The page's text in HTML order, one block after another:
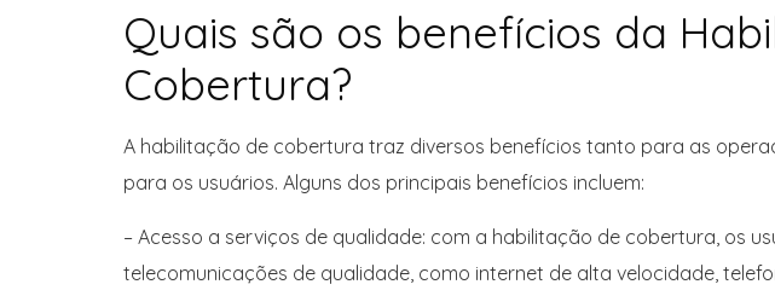
Quais são os benefícios da
Cobertura?
A habilitação de cobertura traz diversos benefícios tanto para as
para os usuários. Alguns dos principais benefícios incluem:
– Acesso a serviços de qualidade: com a habilitação de cobertura, os
telecomunicações de qualidade, como internet de alta velocidade,